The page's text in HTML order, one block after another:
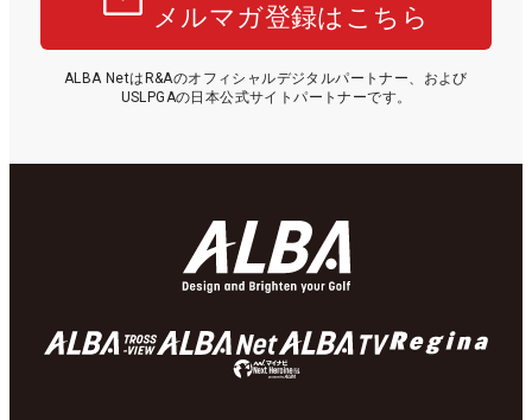
メルマガ登録はこちら
ALBA NetはR&Aのオフィシャルデジタルパートナー、および
USLPGAの日本公式サイトパートナーです。